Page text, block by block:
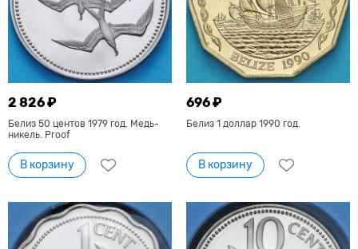
2 826 ₽
Белиз 50 центов 1979 год. Медь-
никель. Proof
В корзину
696 ₽
Белиз 1 доллар 1990 год.
В корзину